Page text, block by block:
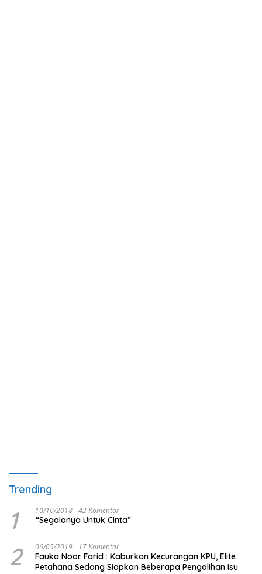
Trending
1 10/10/2018 42 Komentar
“Segalanya Untuk Cinta”
2 06/05/2019 17 Komentar
Fauka Noor Farid : Kaburkan Kecurangan KPU, Elite
Petahana Sedang Siapkan Beberapa Pengalihan Isu